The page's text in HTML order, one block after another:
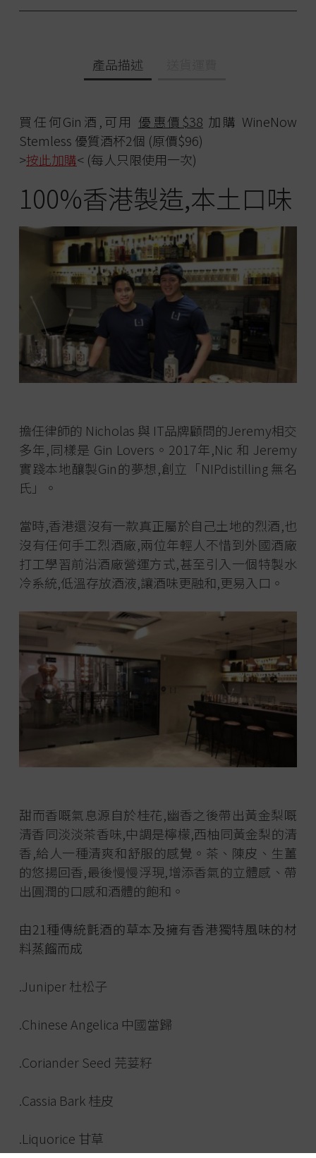
產品描述
買任何Gin酒,可用 優惠價$38 加購 WineNow
Stemless 優質酒杯2個 (原價$96)
>按此加購< (每人只限使用一次)
100%香港製造,本土口味
擔任律師的 Nicholas 與 IT品牌顧問的Jeremy相交
多年,同樣是 Gin Lovers。2017年,Nic 和 Jeremy
實踐本地釀製Gin的夢想,創立「NIPdistilling 無名
氏」。
當時,香港還沒有一款真正屬於自己土地的烈酒,也
沒有任何手工烈酒廠,兩位年輕人不惜到外國酒廠
打工學習前沿酒廠營運方式,甚至引入一個特製水
冷系統,低溫存放酒液,讓酒味更融和,更易入口。
甜而香嘅氣息源自於桂花,幽香之後帶出黃金梨嘅
清香同淡淡茶香味,中調是檸檬,西柚同黃金梨的清
香,給人一種清爽和舒服的感覺。茶、陳皮、生薑
的悠揚回香,最後慢慢浮現,增添香氣的立體感、帶
出圓潤的口感和酒體的飽和。
由21種傳統氈酒的草本及擁有香港獨特風味的材
料蒸餾而成
.Juniper 杜松子
.Chinese Angelica 中國當歸
.Coriander Seed 芫荽籽
.Cassia Bark 桂皮
.Liquorice 甘草